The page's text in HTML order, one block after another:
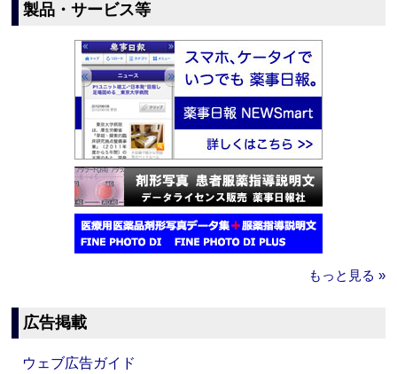
製品・サービス等
もっと見る »
広告掲載
ウェブ広告ガイド